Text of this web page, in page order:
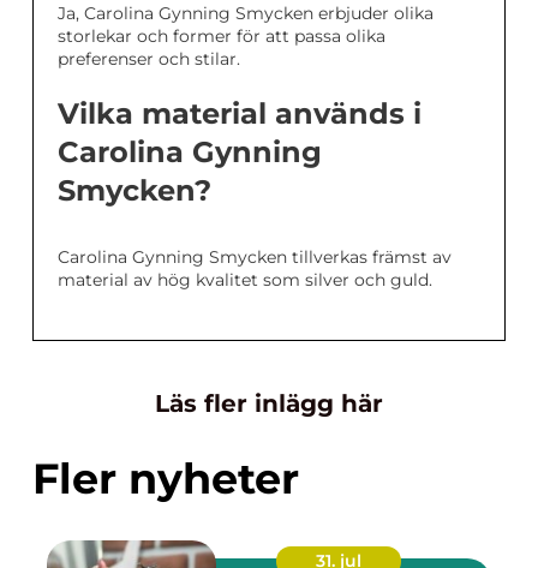
Ja, Carolina Gynning Smycken erbjuder olika
storlekar och former för att passa olika
preferenser och stilar.
Vilka material används i
Carolina Gynning
Smycken?
Carolina Gynning Smycken tillverkas främst av
material av hög kvalitet som silver och guld.
Läs fler inlägg här
Fler nyheter
31. jul